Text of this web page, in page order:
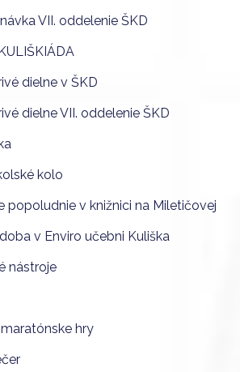
VII. oddelenie ŠKD
dielne v ŠKD
dielne VII. oddelenie ŠKD
kolo
popoludnie v knižnici na Miletičovej
v Enviro učebni Kuliška
nástroje
hry